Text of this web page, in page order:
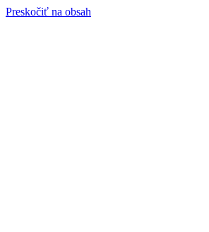
Preskočiť na obsah